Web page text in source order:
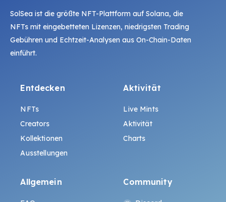
SolSea ist die größte NFT-Plattform auf Solana, die
NFTs mit eingebetteten Lizenzen, niedrigsten Trading
Gebühren und Echtzeit-Analysen aus On-Chain-Daten
einführt.
Entdecken
NFTs
Creators
Kollektionen
Ausstellungen
Aktivität
Live Mints
Aktivität
Charts
Allgemein Community